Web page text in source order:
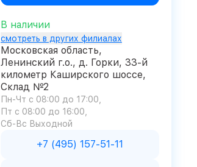
В наличии
смотреть в других филиалах
Московская область,
Ленинский г.о., д. Горки, 33-й
километр Каширского шоссе,
Склад №2
Пн-Чт с 08:00 до 17:00
Пт с 08:00 до 16:00
Сб-Вс Выходной
+7 (495) 157-51-11